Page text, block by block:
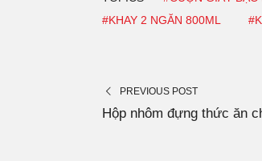
#KHAY 2 NGĂN 800ML
PREVIOUS POST
Hộp nhôm đựng thức ăn